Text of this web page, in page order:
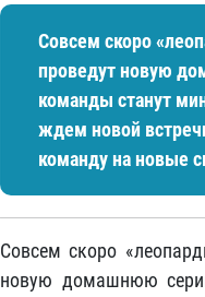
Совсем скоро
проведут новую
команды станут
ждем новой
команду на новые
Совсем скоро
новую домашнюю